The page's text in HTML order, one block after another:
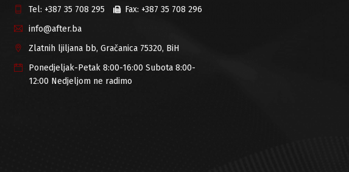
Tel: +387 35 708 295 Fax: +387 35 708 296
info@after.ba
Zlatnih ljiljana bb, Gračanica 75320, BiH
Ponedjeljak-Petak 8:00-16:00 Subota 8:00-
12:00 Nedjeljom ne radimo